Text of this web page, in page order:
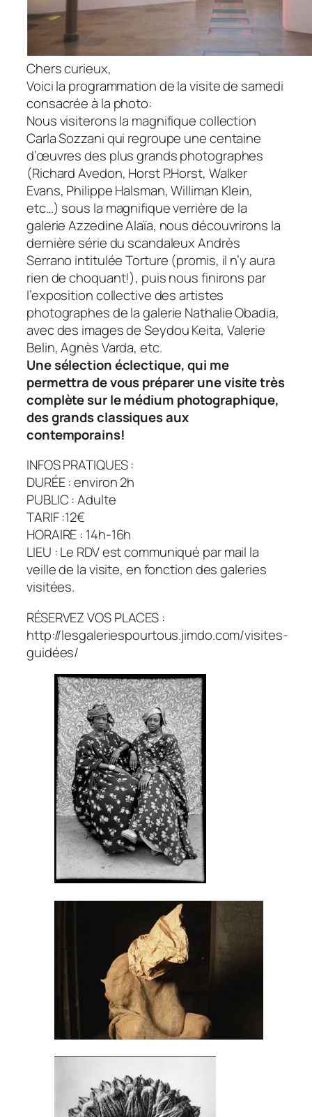
Chers curieux,
Voici la programmation de la visite de samedi
consacrée à la photo:
Nous visiterons la magnifique collection
Carla Sozzani qui regroupe une centaine
d’œuvres des plus grands photographes
(Richard Avedon, Horst P.Horst, Walker
Evans, Philippe Halsman, Williman Klein,
etc…) sous la magnifique verrière de la
galerie Azzedine Alaïa, nous découvrirons la
dernière série du scandaleux Andrès
Serrano intituléeTorture (promis, il n’y aura
rien de choquant!), puis nous finirons par
l’exposition collective des artistes
photographes de la galerie Nathalie Obadia,
avec des images de Seydou Keita, Valerie
Belin, Agnès Varda, etc.
Une sélection éclectique, qui me
permettra de vous préparer une visite très
complète sur le médium photographique,
des grands classiques aux
contemporains!
INFOS PRATIQUES :
DURÉE : environ 2h
PUBLIC : Adulte
TARIF :12€
HORAIRE : 14h-16h
LIEU : Le RDV est communiqué par mail la
veille de la visite, en fonction des galeries
visitées.
RÉSERVEZ VOS PLACES :
http://lesgaleriespourtous.jimdo.com/visites-
guidées/